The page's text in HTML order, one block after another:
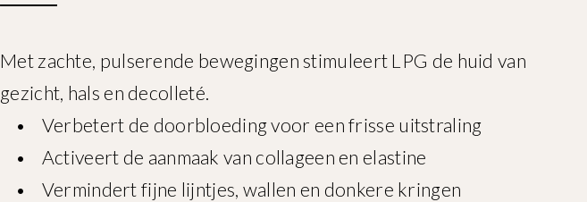
Met zachte, pulserende bewegingen stimuleert LPG de huid van
gezicht, hals en decolleté.
• Verbetert de doorbloeding voor een frisse uitstraling
• Activeert de aanmaak van collageen en elastine
• Vermindert fijne lijntjes, wallen en donkere kringen